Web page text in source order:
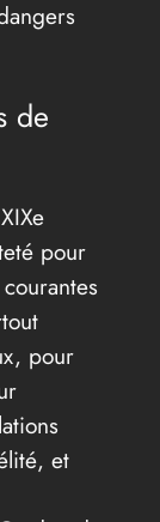
de
pour
pour
et